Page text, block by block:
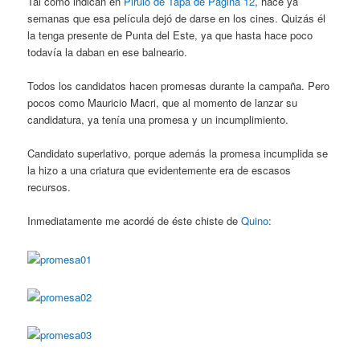
semanas que esa película dejó de darse en los cines. Quizás él
la tenga presente de Punta del Este, ya que hasta hace poco
todavía la daban en ese balneario.
Todos los candidatos hacen promesas durante la campaña. Pero
pocos como Mauricio Macri, que al momento de lanzar su
candidatura, ya tenía una promesa y un incumplimiento.
Candidato superlativo, porque además la promesa incumplida se
la hizo a una criatura que evidentemente era de escasos
recursos.
Inmediatamente me acordé de éste chiste deQuino: